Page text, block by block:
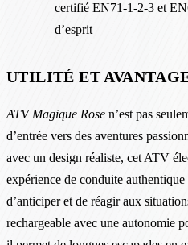
certifié EN71-1-2-3 et
d’esprit
UTILITÉ ET
ATV Magique Rose n’est pas
d’entrée vers des aventures
avec un design réaliste, cet ATV
expérience de conduite
d’anticiper et de réagir aux
rechargeable avec une autonomie